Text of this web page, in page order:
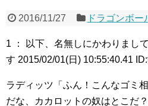
2016/11/27 ドラゴンボー
1 ： 以下、名無しにかわりまし
す 2015/02/01(日) 10:55:40.41
ラディッツ「ふん！こんなゴミ
だな、カカロットの奴はとこだ